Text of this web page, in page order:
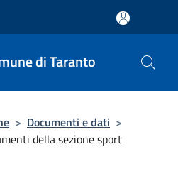
di Taranto
> Documenti e dati >
della sezione sport